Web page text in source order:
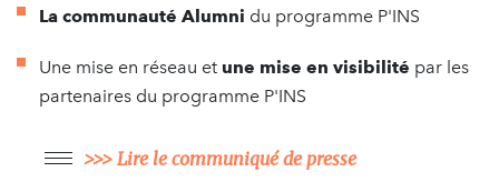
La communauté Alumni du programme P'INS
Une mise en réseau et une mise en visibilité par les
partenaires du programme P'INS
>>> Lire le communiqué de presse